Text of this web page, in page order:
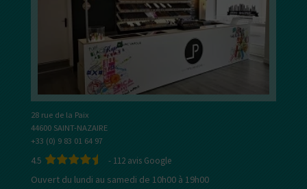
28 rue de la Paix
44600 SAINT-NAZAIRE
+33 (0) 9 83 01 64 97
4.5 - 112 avis Google
Ouvert du lundi au samedi de 10h00 à 19h00